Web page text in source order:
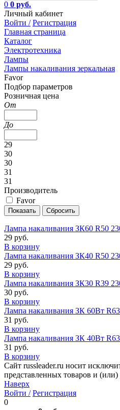
0 0 руб.
Личный кабинет
Войти / Регистрация
Главная страница
Каталог
Электротехника
Лампы
Лампы накаливания зеркальная
Favor
Подбор параметров
Розничная цена
От
До
29
30
30
31
31
Производитель
Favor
Лампа накаливания ЗК60 R50
29 руб.
В корзину
Лампа накаливания ЗК40 R50
29 руб.
В корзину
Лампа накаливания ЗК30 R39
30 руб.
В корзину
Лампа накаливания ЗК 60Вт
31 руб.
В корзину
Лампа накаливания ЗК 40Вт
31 руб.
В корзину
Сайт russleader.ru носит
представленных товаров и
Наверх
Войти / Регистрация
0